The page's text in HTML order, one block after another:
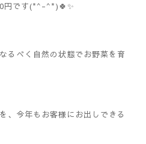
円です(*^-^*)🍀✨
るべく自然の状態でお野菜を育
、今年もお客様にお出しできる